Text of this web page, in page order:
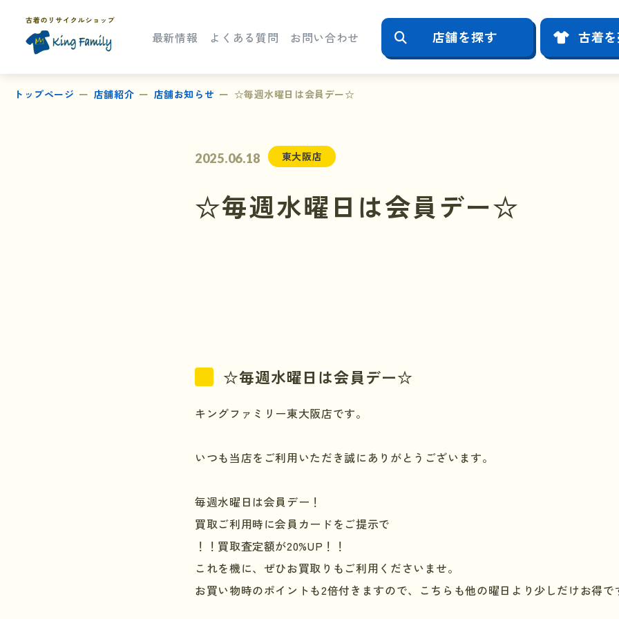
最新情報 よくある質問 お問い合わせ 店舗を探す 古着
トップページ 店舗紹介 店舗お知らせ ☆毎週水曜日は会員デー☆
2025.06.18 東大阪店
☆毎週水曜日は会員デー☆
☆毎週水曜日は会員デー☆
キングファミリー東大阪店です。
いつも当店をご利用いただき誠にありがとうございます。
毎週水曜日は会員デー！
買取ご利用時に会員カードをご提示で
！！買取査定額が20%UP ！！
これを機に、ぜひお買取りもご利用くださいませ。
お買い物時のポイントも2倍付きますので、こちらも他の曜日より少しだけお得で